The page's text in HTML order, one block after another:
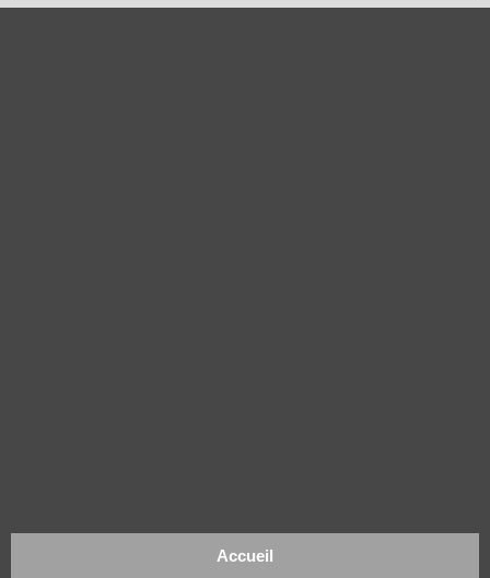
Accueil